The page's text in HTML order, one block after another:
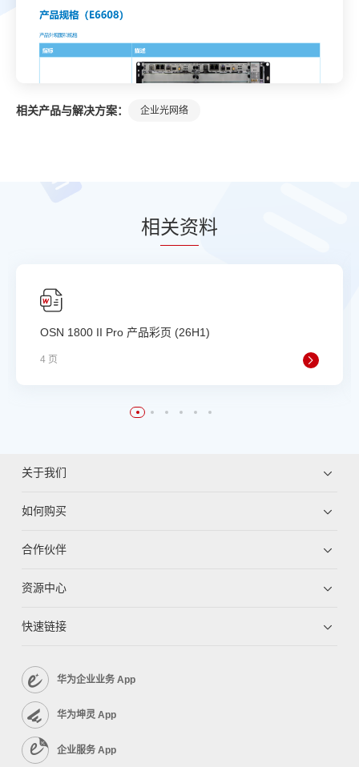
相关产品与解决方案： 企业光网络
相关资料
OSN 1800 II Pro 产品彩页 (26H1)
4 页
关于我们
如何购买
合作伙伴
资源中心
快速链接
华为企业业务 App
华为坤灵 App
企业服务 App